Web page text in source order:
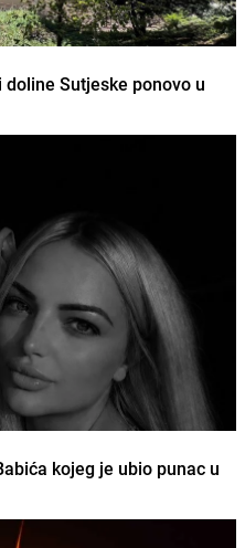
Sutjeske ponovo u
kojeg je ubio punac u